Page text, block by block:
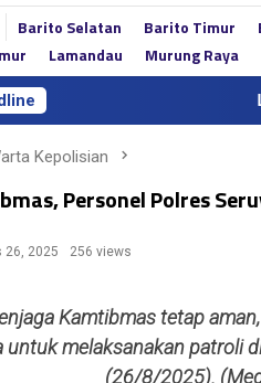
Barito Selatan Barito Timur
Lamandau Murung Raya
Linae
Kepolisian
Personel Polres
26, 2025
256 views
Kamtibmas tetap
untuk melaksanakan patroli
(26/8/2025).